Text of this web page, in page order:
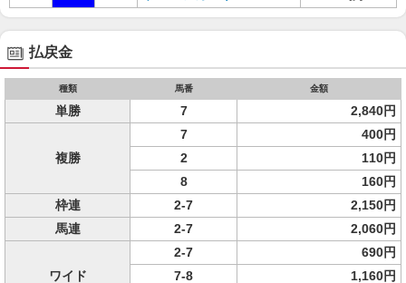
払戻金
種類 馬番 金額
単勝 7 2,840円
複勝
7
400円
2
110円
8
160円
枠連
2-7
2,150円
馬連
2-7 2,060円
ワイド
2-7
690円
7-8
1,160円